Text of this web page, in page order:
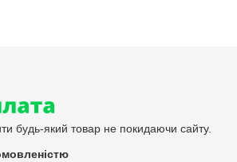
будь-який товар не покидаючи сайту.